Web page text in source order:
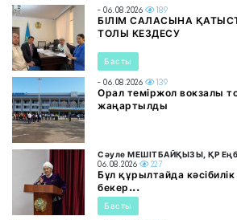
- 06.08.2026 189
БІЛІМ САЛАСЫНА
ТОЛЫ КЕЗДЕСУ
Басты
- 06.08.2026 139
Орал теміржол вокзалы
жаңартылды
Сәуле МЕШІТБАЙҚЫЗЫ, ҚР
06.08.2026
227
Бұл құрылтайда
бекер...
Басты